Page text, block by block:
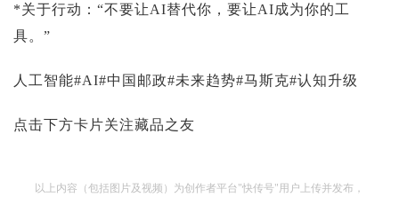
*关于行动：“不要让AI替代你，要让AI成为你的工
具。”
人工智能#AI#中国邮政#未来趋势#马斯克#认知升级
点击下方卡片关注藏品之友
以上内容（包括图片及视频）为创作者平台"快传号"用户上传并发布，